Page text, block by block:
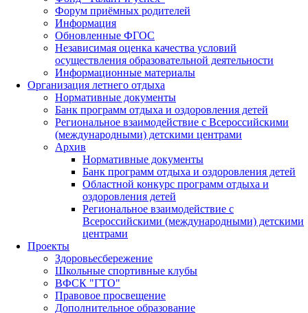
Форум приёмных родителей
Информация
Обновленные ФГОС
Независимая оценка качества условий
осуществления образовательной деятельности
Информационные материалы
Организация летнего отдыха
Нормативные документы
Банк программ отдыха и оздоровления детей
Региональное взаимодействие с Всероссийскими
(международными) детскими центрами
Архив
Нормативные документы
Банк программ отдыха и оздоровления детей
Областной конкурс программ отдыха и
оздоровления детей
Региональное взаимодействие с
Всероссийскими (международными) детскими
центрами
Проекты
Здоровьесбережение
Школьные спортивные клубы
ВФСК "ГТО"
Правовое просвещение
Дополнительное образование